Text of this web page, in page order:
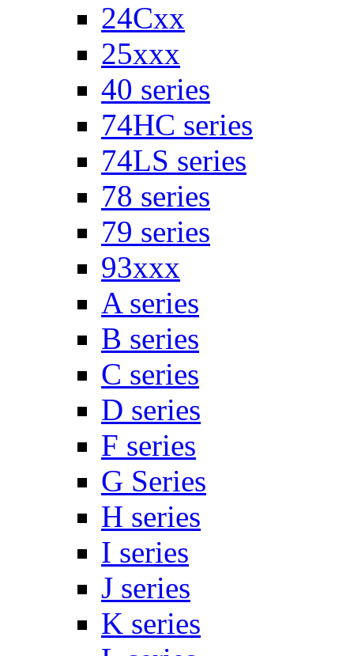
24Cxx
25xxx
40 series
74HC series
74LS series
78 series
79 series
93xxx
A series
B series
C series
D series
F series
G Series
H series
I series
J series
K series